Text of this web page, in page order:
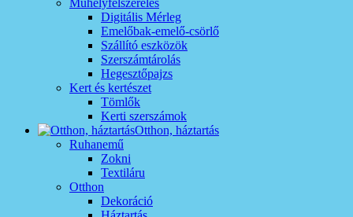
Műhelyfelszerelés
Digitális Mérleg
Emelőbak-emelő-csörlő
Szállító eszközök
Szerszámtárolás
Hegesztőpajzs
Kert és kertészet
Tömlők
Kerti szerszámok
Otthon, háztartás
Ruhanemű
Zokni
Textiláru
Otthon
Dekoráció